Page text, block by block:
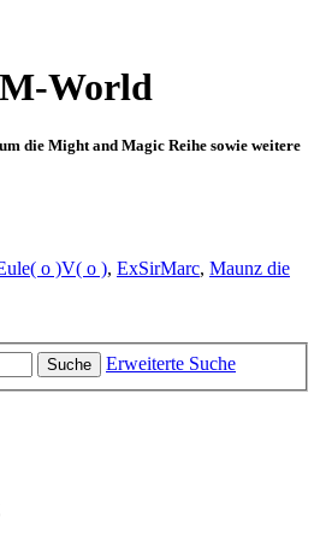
World
die Might and Magic Reihe sowie weitere
o )V( o ), ExSirMarc, Maunz die
Suche
Erweiterte Suche